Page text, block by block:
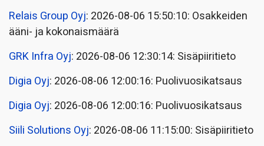
Relais Group Oyj: 2026-08-06 15:50:10: Osakkeiden
ääni- ja kokonaismäärä
GRK Infra Oyj: 2026-08-06 12:30:14: Sisäpiiritieto
Digia Oyj: 2026-08-06 12:00:16: Puolivuosikatsaus
Digia Oyj: 2026-08-06 12:00:16: Puolivuosikatsaus
Siili Solutions Oyj: 2026-08-06 11:15:00: Sisäpiiritieto